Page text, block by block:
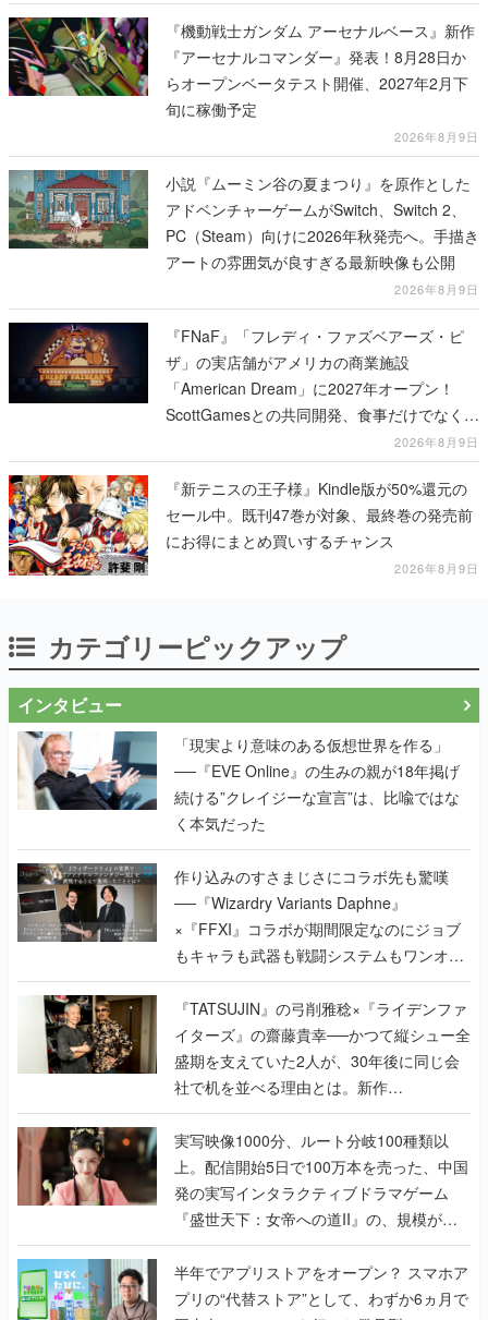
『機動戦士ガンダム アーセナルベース』新作
『アーセナルコマンダー』発表！8月28日か
らオープンベータテスト開催、2027年2月下
旬に稼働予定
2026年8月9日
小説『ムーミン谷の夏まつり』を原作とした
アドベンチャーゲームがSwitch、Switch 2、
PC（Steam）向けに2026年秋発売へ。手描き
アートの雰囲気が良すぎる最新映像も公開
2026年8月9日
『FNaF』「フレディ・ファズベアーズ・ピ
ザ」の実店舗がアメリカの商業施設
「American Dream」に2027年オープン！
ScottGamesとの共同開発、食事だけでなくス
テージショーや没入型のホラー体験も楽しめ
る
2026年8月9日
『新テニスの王子様』Kindle版が50%還元の
セール中。既刊47巻が対象、最終巻の発売前
にお得にまとめ買いするチャンス
2026年8月9日
カテゴリーピックアップ
インタビュー
「現実より意味のある仮想世界を作る」
──『EVE Online』の生みの親が18年掲げ
続ける”クレイジーな宣言”は、比喩ではな
く本気だった
作り込みのすさまじさにコラボ先も驚嘆
──『Wizardry Variants Daphne』
×『FFXI』コラボが期間限定なのにジョブ
もキャラも武器も戦闘システムもワンオフ
で作り込まれた理由を両ディレクターに聞
く
『TATSUJIN』の弓削雅稔×『ライデンファ
イターズ』の齋藤貴幸──かつて縦シュー全
盛期を支えていた2人が、30年後に同じ会
社で机を並べる理由とは。新作
『TATSUJIN EXTREME』で初タッグを組
んだレジェンド2人に訊く開発秘話
実写映像1000分、ルート分岐100種類以
上。配信開始5日で100万本を売った、中国
発の実写インタラクティブドラマゲーム
『盛世天下：女帝への道II』の、規模が違
うこだわりをプロデューサーに聞いた
半年でアプリストアをオープン？ スマホア
プリの“代替ストア”として、わずか6ヵ月で